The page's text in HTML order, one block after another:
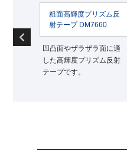
粗面高輝度プリズム反
射テープ DM7660
凹凸面やザラザラ面に適
した高輝度プリズム反射
テープです。